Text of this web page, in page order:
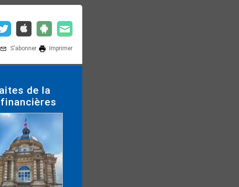
S'abonner Imprimer
de la